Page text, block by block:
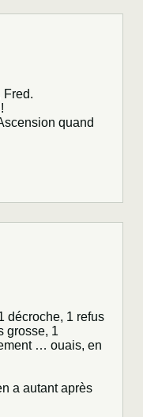
Fred.
quand
décroche, 1 refus
grosse, 1
… ouais, en
a autant après